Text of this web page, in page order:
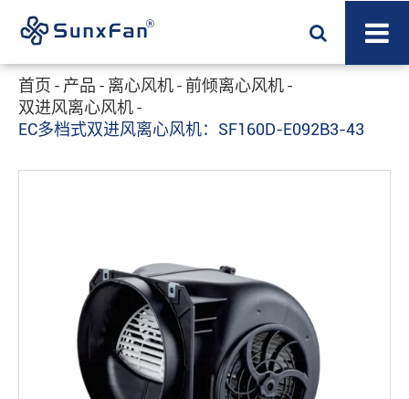
首页 产品 离心风机
前倾离心风机
双进风离心风机
EC多档式双进风离心风机：SF160D-E092B3-43